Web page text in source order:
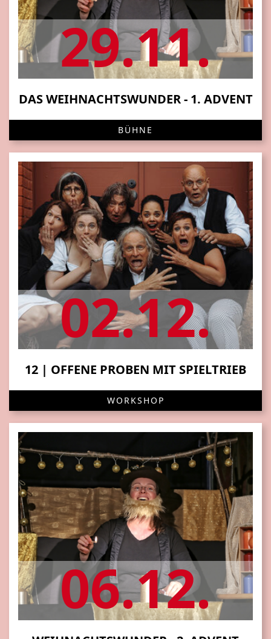
29.11.
DAS WEIHNACHTSWUNDER - 1. ADVENT
BÜHNE
02.12.
12 | OFFENE PROBEN MIT SPIELTRIEB
WORKSHOP
06.12.